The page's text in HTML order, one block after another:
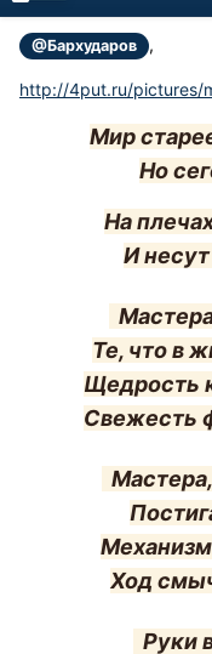
@Бархударов ,
http://4put.ru/pictures/
Мир
Но
На
И
Те, что в
Щедрость
Свежесть
Ход
Руки